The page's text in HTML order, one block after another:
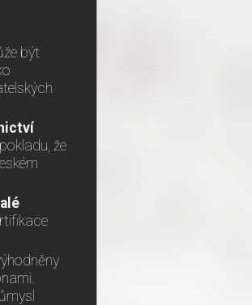
být
že